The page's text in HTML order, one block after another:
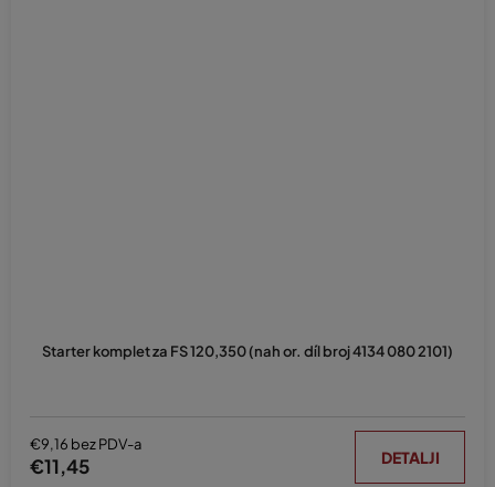
Starter komplet za FS 120,350 (nah or. díl broj 4134 080 2101)
€9,16 bez PDV-a
€11,45 DETALJI